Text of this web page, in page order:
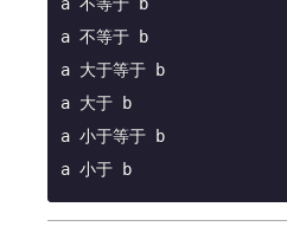
a 小于 b